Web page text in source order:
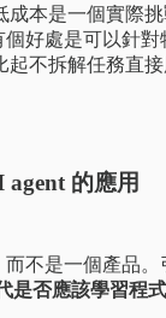
本是一個實際挑
個好處是可以針
起不拆解任務直
的應用
不是一個產品。
是否應該學習程